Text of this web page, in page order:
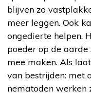
blijven zo
meer leggen. Ook
ongedierte helpen.
poeder op de
mee maken. Als
van bestrijden: met
nematoden werken